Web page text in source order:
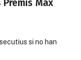
Max
si no han